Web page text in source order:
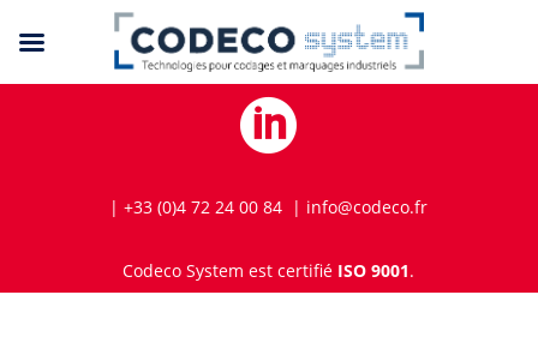

| +33 (0)4 72 24 00 84 | info@codeco.fr
Codeco System est certifié ISO 9001.